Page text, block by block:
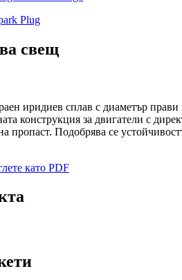
свещ
иридиев сплав с диаметър
конструкция за двигатели с
пропаст. Подобрява се
като PDF